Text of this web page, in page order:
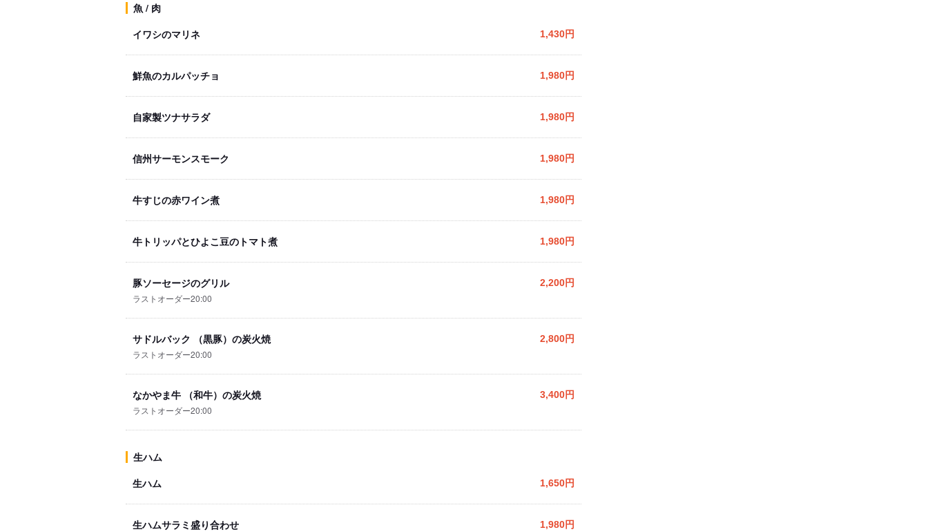
魚 / 肉
イワシのマリネ
1,430円
鮮魚のカルパッチョ 1,980円
自家製ツナサラダ 1,980円
信州サーモンスモーク 1,980円
牛すじの赤ワイン煮 1,980円
牛トリッパとひよこ豆のトマト煮 1,980円
豚ソーセージのグリル 2,200円
ラストオーダー20:00
サドルバック （黒豚）の炭火焼 2,800円
ラストオーダー20:00
なかやま牛 （和牛）の炭火焼 3,400円
ラストオーダー20:00
生ハム
生ハム
1,650円
生ハムサラミ盛り合わせ 1,980円